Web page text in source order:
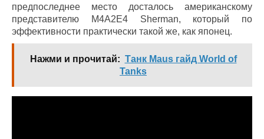
предпоследнее место досталось американскому
представителю M4A2E4 Sherman, который по
эффективности практически такой же, как японец.
Нажми и прочитай: Танк Maus гайд World of
Tanks